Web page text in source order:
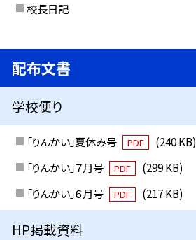
校長日記
配布文書
学校便り
「りんかい」夏休み号 PDF
(240 KB)
「りんかい」７月号
PDF
(299 KB)
「りんかい」６月号
PDF (217 KB)
HP掲載資料